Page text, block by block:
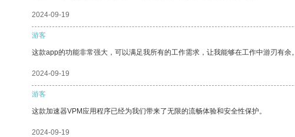
2024-09-19
游客
这款app的功能非常强大，可以满足我所有的工作需求，让我能够在工作中游刃有余。
2024-09-19
游客
这款加速器VPM应用程序已经为我们带来了无限的流畅体验和安全性保护。
2024-09-19